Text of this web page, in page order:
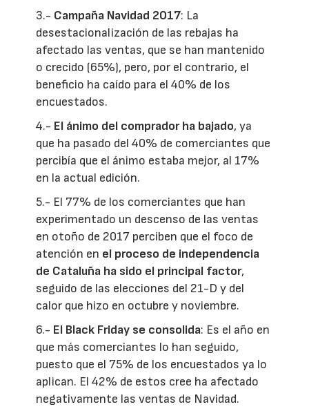
3.- Campaña Navidad 2017: La
desestacionalización de las rebajas ha
afectado las ventas, que se han mantenido
o crecido (65%), pero, por el contrario, el
beneficio ha caído para el 40% de los
encuestados.
4.- El ánimo del comprador ha bajado, ya
que ha pasado del 40% de comerciantes que
percibía que el ánimo estaba mejor, al 17%
en la actual edición.
5.- El 77% de los comerciantes que han
experimentado un descenso de las ventas
en otoño de 2017 perciben que el foco de
atención en el proceso de independencia
de Cataluña ha sido el principal factor,
seguido de las elecciones del 21-D y del
calor que hizo en octubre y noviembre.
6.- El Black Friday se consolida: Es el año en
que más comerciantes lo han seguido,
puesto que el 75% de los encuestados ya lo
aplican. El 42% de estos cree ha afectado
negativamente las ventas de Navidad.